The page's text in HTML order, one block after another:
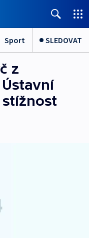
Sport SLEDOVAT
z